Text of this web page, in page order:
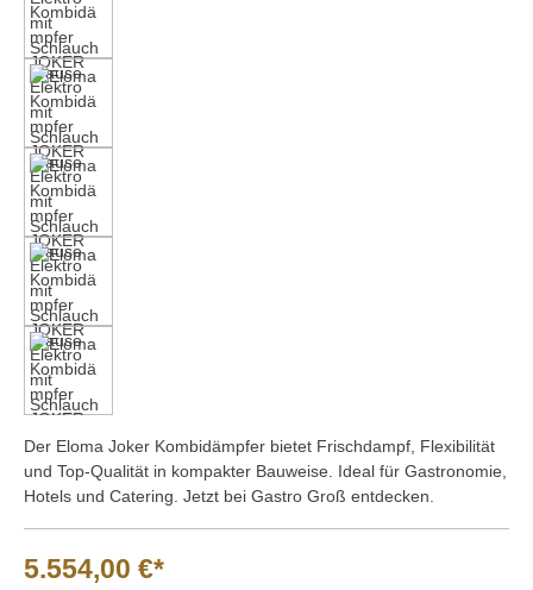
Der Eloma Joker Kombidämpfer bietet Frischdampf, Flexibilität
und Top-Qualität in kompakter Bauweise. Ideal für Gastronomie,
Hotels und Catering. Jetzt bei Gastro Groß entdecken.
5.554,00 €*